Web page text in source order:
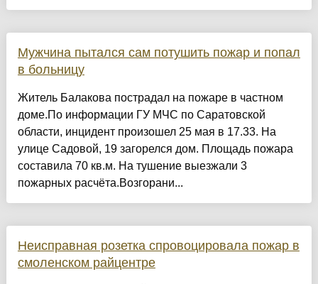
Мужчина пытался сам потушить пожар и попал
в больницу
Житель Балакова пострадал на пожаре в частном
доме.По информации ГУ МЧС по Саратовской
области, инцидент произошел 25 мая в 17.33. На
улице Садовой, 19 загорелся дом. Площадь пожара
составила 70 кв.м. На тушение выезжали 3
пожарных расчёта.Возгорани...
Неисправная розетка спровоцировала пожар в
смоленском райцентре